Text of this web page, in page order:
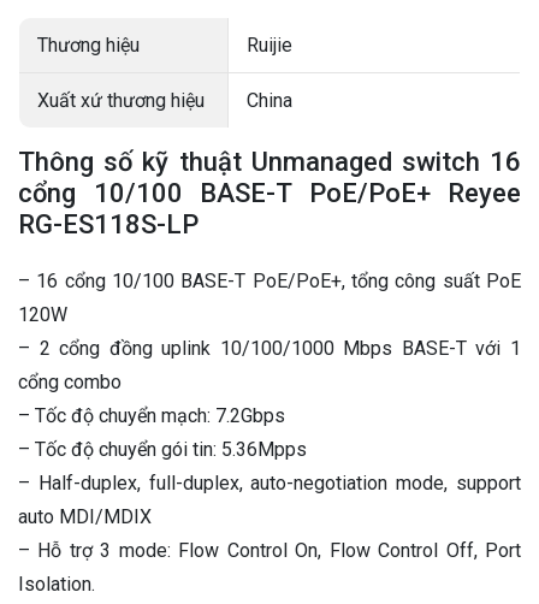
Thương hiệu Ruijie
Xuất xứ thương hiệu China
Thông số kỹ thuật Unmanaged switch 16
cổng 10/100 BASE-T PoE/PoE+ Reyee
RG-ES118S-LP
– 16 cổng 10/100 BASE-T PoE/PoE+, tổng công suất PoE
120W
– 2 cổng đồng uplink 10/100/1000 Mbps BASE-T với 1
cổng combo
– Tốc độ chuyển mạch: 7.2Gbps
– Tốc độ chuyển gói tin: 5.36Mpps
– Half-duplex, full-duplex, auto-negotiation mode, support
auto MDI/MDIX
– Hỗ trợ 3 mode: Flow Control On, Flow Control Off, Port
Isolation.